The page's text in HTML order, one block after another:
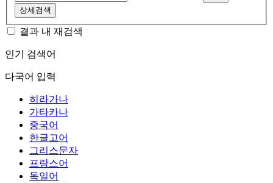
상세검색
결과 내 재검색
인기 검색어
다국어 입력
히라가나
가타카나
중국어
한글고어
그리스문자
프랑스어
독일어